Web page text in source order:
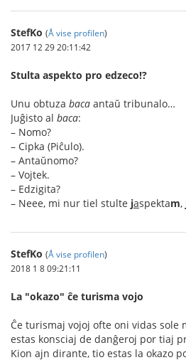
StefKo (Å vise profilen)
2017 12 29 20:11:42
Stulta aspekto pro edzeco!?
Unu obtuza baca antaŭ tribunalo…
Juĝisto al baca:
– Nomo?
– Cipka (Piĉulo).
– Antaŭnomo?
– Vojtek.
– Edzigita?
– Neee, mi nur tiel stulte jaspektam,
StefKo (Å vise profilen)
2018 1 8 09:21:11
La "okazo" ĉe turisma vojo
Ĉe turismaj vojoj ofte oni vidas
estas konsciaj de danĝeroj por tiaj
Kion ajn dirante, tio estas la okazo